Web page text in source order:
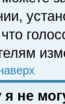
что
я не